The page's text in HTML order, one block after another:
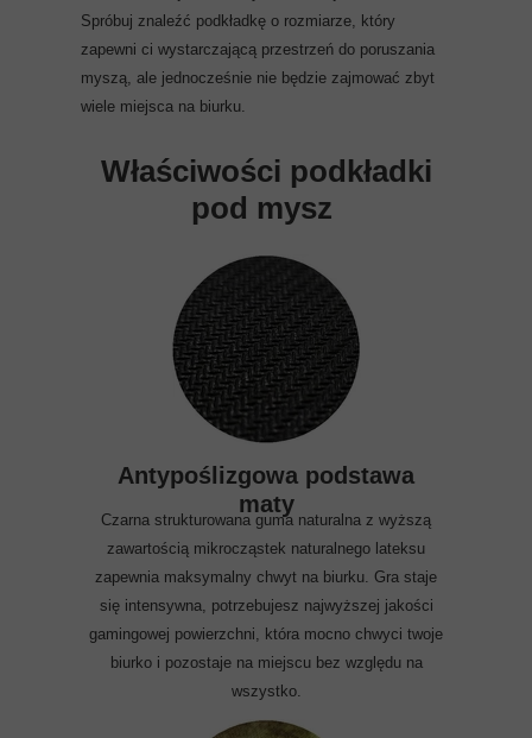
Właściwości podkładki
pod mysz
Antypoślizgowa podstawa
maty
Czarna strukturowana guma naturalna z wyższą
zawartością mikrocząstek naturalnego lateksu
zapewnia maksymalny chwyt na biurku. Gra staje
się intensywna, potrzebujesz najwyższej jakości
gamingowej powierzchni, która mocno chwyci twoje
biurko i pozostaje na miejscu bez względu na
wszystko.
Spróbuj znaleźć podkładkę o rozmiarze, który
zapewni ci wystarczającą przestrzeń do poruszania
myszą, ale jednocześnie nie będzie zajmować zbyt
wiele miejsca na biurku.